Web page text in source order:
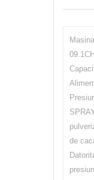
de